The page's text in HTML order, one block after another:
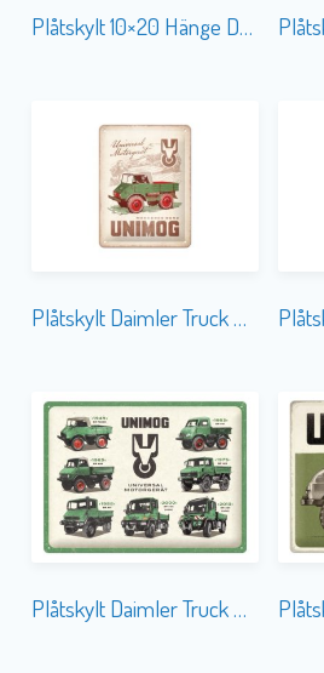
Plåtskylt 10×20 Hänge Daimler Truck Service
Plåtskylt Daimler Truck Unimog 15×20
Plåtskylt Daimler Truck Unimog Model Chart 30×40